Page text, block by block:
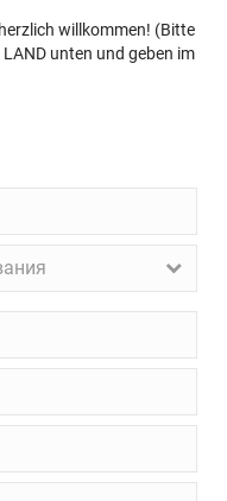
willkommen! (Bitte
unten und geben im